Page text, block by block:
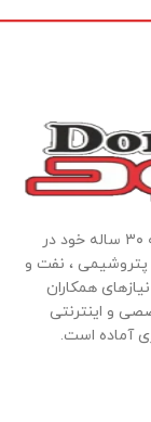
” با توجه به پشتوانه و تجربه ۳۰ ساله خود در
پتروشیمی ، نفت و
همکاران
و اینترنتی